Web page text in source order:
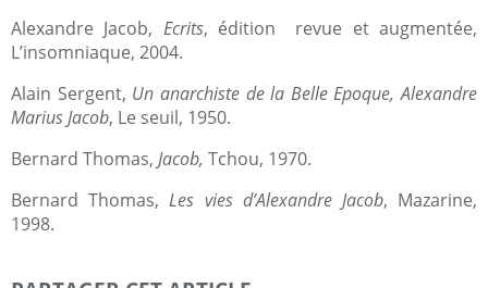
Alexandre Jacob, Ecrits, édition
revue et augmentée,
L’insomniaque, 2004.
Alain Sergent, Un anarchiste de la Belle Epoque, Alexandre
Marius Jacob, Le seuil, 1950.
Bernard Thomas, Jacob, Tchou, 1970.
Bernard Thomas,Les vies d’Alexandre Jacob, Mazarine,
1998.